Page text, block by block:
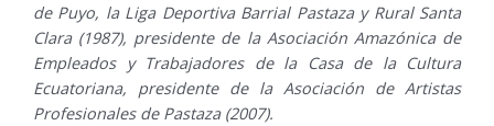
de Puyo, la Liga Deportiva Barrial Pastaza y Rural Santa
Clara (1987), presidente de la Asociación Amazónica de
Empleados y Trabajadores de la Casa de la Cultura
Ecuatoriana, presidente de la Asociación de Artistas
Profesionales de Pastaza (2007).